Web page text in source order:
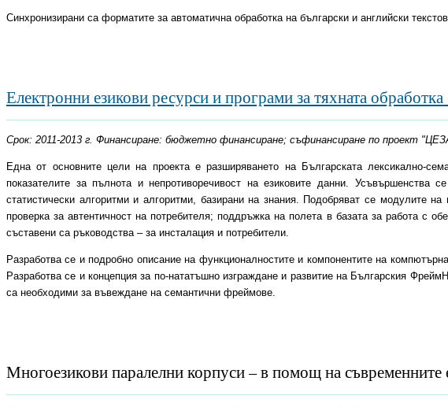
Синхронизирани са форматите за автоматична обработка на български и английски
Електронни езикови ресурси и програми за тяхната
Срок: 2011-2013 г. Финансиране: бюджетно финансиране; съфинансиране по проект
Една от основните цели на проекта е разширяването на Българската лексикално-
показателите за пълнота и непротиворечивост на езиковите данни. Усъвършенства
статистически алгоритми и алгоритми, базирани на знания. Подобряват се модулите
проверка за автентичност на потребителя; поддръжка на полета в базата за работа с
съставени са ръководства – за инсталация и потребители.
Разработва се и подробно описание на функционалностите и компонентите на
Разработва се и концепция за по-нататъшно изграждане и развитие на Българския
са необходими за въвеждане на семантични фреймове.
Многоезикови паралелни корпуси – в помощ на съвременните